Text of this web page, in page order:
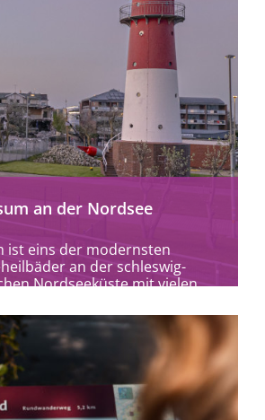
mehr erfahren
an der Nordsee
ist eins der modernsten
an der schleswig-
Nordseeküste mit vielen